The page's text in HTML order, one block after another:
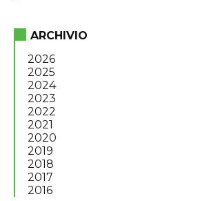
ARCHIVIO
2026
2025
2024
2023
2022
2021
2020
2019
2018
2017
2016